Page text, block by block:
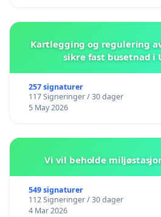
Kartlegging og regulering
sikre fast busetnad i
257 signaturer
117 Signeringer / 30 dager
5 May 2026
Vi vil beholde
549 signaturer
112 Signeringer / 30 dager
4 Mar 2026